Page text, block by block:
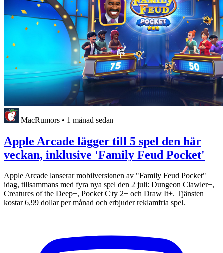
MacRumors • 1 månad sedan
Apple Arcade lägger till 5 spel den här
veckan, inklusive 'Family Feud Pocket'
Apple Arcade lanserar mobilversionen av "Family Feud Pocket"
idag, tillsammans med fyra nya spel den 2 juli: Dungeon Clawler+,
Creatures of the Deep+, Pocket City 2+ och Draw It+. Tjänsten
kostar 6,99 dollar per månad och erbjuder reklamfria spel.